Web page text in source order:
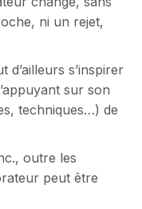
ni un rejet,
s’inspirer
sur son
techniques…) de
outre les
peut être